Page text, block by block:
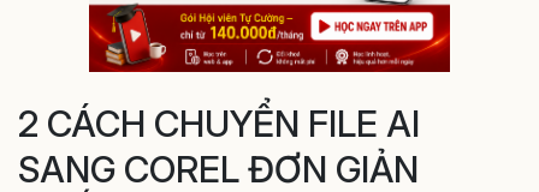
2 CÁCH CHUYỂN FILE AI
SANG COREL ĐƠN GIẢN